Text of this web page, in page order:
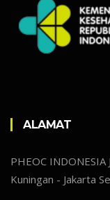
ALAMAT
PHEOC
Kuningan - Jakarta